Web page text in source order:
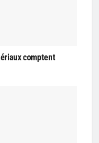
comptent